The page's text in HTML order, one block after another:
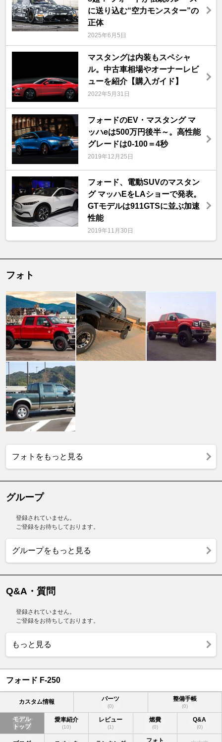
に送り込む“空力モンスター”の
正体
2025年6月5日
マスタングは内装もスペシャ
ル。中古車相場やオーナーレビ
ューを紹介【購入ガイド】
2022年5月31日
フォードのEV・マスタング マ
ッハeは500万円後半～。高性能
グレードは0-100＝4秒
2019年12月25日
フォード、電動SUVのマスタン
グ マッハEをLAショーで発表。
GTモデルは911GTSに並ぶ加速
性能
2019年11月30日
フォト
フォトをもっと見る
グループ
登録されていません。
ご登録をお待ちしております。
グループをもっと見る
Q&A・質問
登録されていません。
ご登録をお待ちしております。
もっと見る
フォード F-250
カスタム情報 パーツ
(0)
整備手帳
(0)
モデル
トップ
愛車紹介
(10)
レビュー
(1)
燃費
(0)
Q&A
(0)
フォト